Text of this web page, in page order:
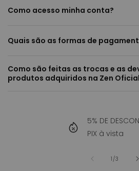
Como acesso minha conta?
Quais são as formas de
Como são feitas as trocas e as
produtos adquiridos na Zen
5% DE
PIX à vista
1 /de
3